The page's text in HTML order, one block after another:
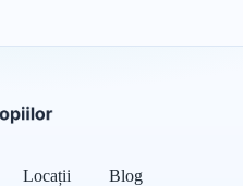
Locații
Blog